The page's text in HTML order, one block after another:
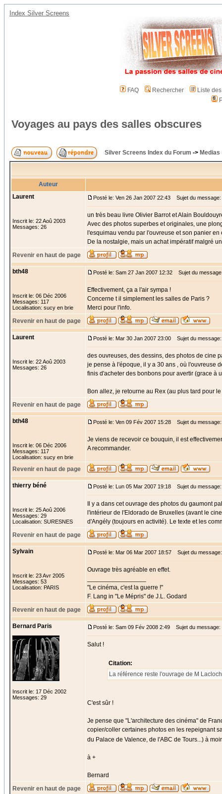
Index Silver Screens
FAQ Rechercher
Liste
Voyages au pays des salles obscures
Silver Screens Index du Forum -> Medias
Auteur
Laurent
Inscrit le: 22 Aoû 2003
Messages: 26
Posté le: Ven 26 Jan 2007 22:43 Sujet du
un très beau livre Olivier Barrot et Alain
Avec des photos superbes et originales, une
l'esquimau vendu par l'ouvreuse et son panier en
De la nostalgie, mais un achat impératif malgré
Revenir en haut de page
bth48
Inscrit le: 06 Déc 2006
Messages: 117
Localisation: sucy en brie
Posté le: Sam 27 Jan 2007 12:32 Sujet du
Effectivement, ça a l'air sympa !
Concerne t il simplement les salles de Paris ?
Merci pour l'info.
Revenir en haut de page
Laurent
Inscrit le: 22 Aoû 2003
Messages: 26
Posté le: Mar 30 Jan 2007 23:00 Sujet du
des ouvreuses, des dessins, des photos de cine
je pense à l'époque, il y a 30 ans , où l'ouvreuse
finis d'acheter des bonbons pour avertir (grace à
Bon allez, je retourne au Rex (au plus tard pour
Revenir en haut de page
bth48
Inscrit le: 06 Déc 2006
Messages: 117
Localisation: sucy en brie
Posté le: Ven 09 Fév 2007 15:28 Sujet du message:
Je viens de recevoir ce bouquin, il est
A recommander.
Revenir en haut de page
thierry béné
Inscrit le: 25 Aoû 2006
Messages: 29
Localisation: SURESNES
Posté le: Lun 05 Mar 2007 19:18 Sujet du message:
Il y a dans cet ouvrage des photos du gaumont
l'intérieur de l'Eldorado de Bruxelles (avant le
d'Angély (toujours en activité). Le texte et les
Revenir en haut de page
Sylvain
Inscrit le: 23 Avr 2005
Messages: 53
Localisation: PARIS
Posté le: Mar 06 Mar 2007 18:57 Sujet du message:
Ouvrage très agréable en effet.
"Le cinéma, c'est la guerre !"
F. Lang in "Le Mépris" de J.L. Godard
Revenir en haut de page
Bernard Paris
Inscrit le: 17 Déc 2002
Messages: 29
Posté le: Sam 09 Fév 2008 2:49 Sujet du message:
Salut !
Citation:
La référence reste l'ouvrage de M
C'est sûr !
Je pense que "L'architecture des cinéma" de
copier/coller certaines photos en les repeignant
du Palace de Valence, de l'ABC de Tours...) à
à +
Bernard
Revenir en haut de page